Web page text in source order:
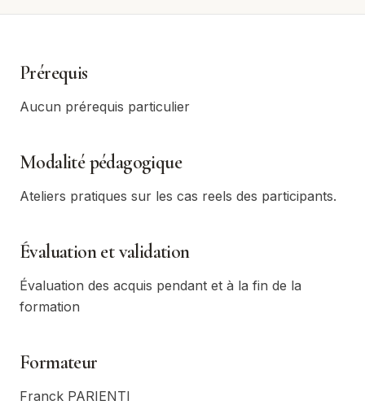
Prérequis
Aucun prérequis particulier
Modalité pédagogique
Ateliers pratiques sur les cas reels des participants.
Évaluation et validation
Évaluation des acquis pendant et à la fin de la
formation
Formateur
Franck PARIENTI